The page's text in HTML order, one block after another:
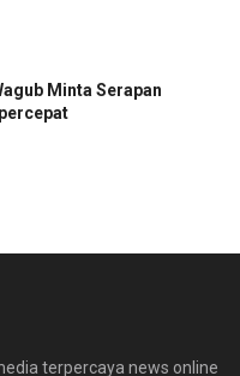
Minta Serapan
terpercaya news online